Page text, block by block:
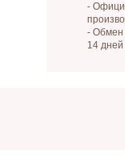
-
- Обмен
14 дней